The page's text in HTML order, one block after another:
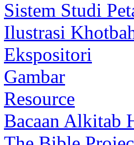
Sistem Studi
Ilustrasi
Ekspositori
Gambar
Resource
Bacaan Alkitab